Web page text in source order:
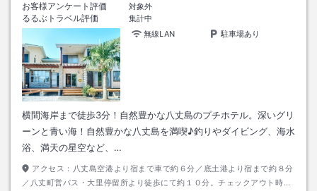
お客様アンケート評価
対象外
るるぶトラベル評価
集計中
無線LAN
駐車場あり
横間海岸まで徒歩3分！自然豊かな八丈島のプチホテル。深いグリ
ーンと青い海！自然豊かな八丈島を満喫♪釣りやダイビング、海水
浴、満天の星空など、…
アクセス： 八丈島空港より宿まで車で約６分／底土港より宿まで約８分
／八丈町営バス・大里停留所より徒歩にて約１０分。チェックアウト時の